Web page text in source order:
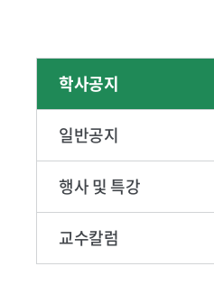
학사공지
일반공지
행사 및 특강
교수칼럼